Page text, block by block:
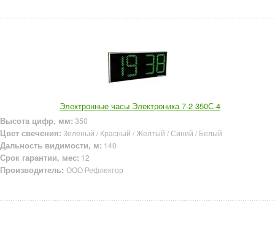
Электронные часы Электроника 7-2 350С-4
Высота цифр, мм: 350
Цвет свечения: Зеленый / Красный / Желтый / Синий / Белый
Дальность видимости, м: 140
Срок гарантии, мес: 12
Производитель: ООО Рефлектор